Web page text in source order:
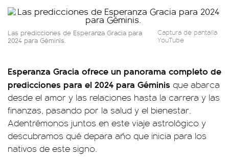
Las predicciones de Esperanza Gracia para
2024 para Géminis.
Captura de pantalla
YouTube
Esperanza Gracia ofrece un panorama completo de
predicciones para el 2024 para Géminis que abarca
desde el amor y las relaciones hasta la carrera y las
finanzas, pasando por la salud y el bienestar.
Adentrémonos juntos en este viaje astrológico y
descubramos qué depara año que inicia para los
nativos de este signo.